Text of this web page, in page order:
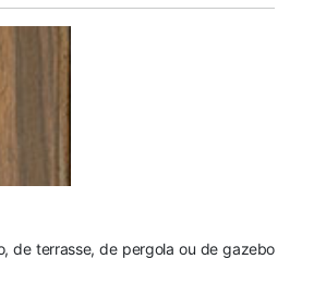
de terrasse, de pergola ou de gazebo